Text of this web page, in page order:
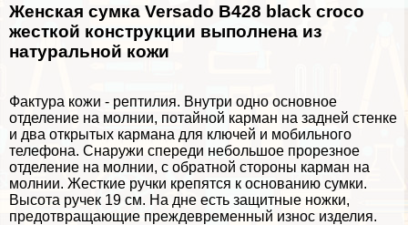
Женская сумка Versado B428 black croco
жесткой конструкции выполнена из
натуральной кожи
Фактура кожи - рептилия. Внутри одно основное
отделение на молнии, потайной карман на задней стенке
и два открытых кармана для ключей и мобильного
телефона. Снаружи спереди небольшое прорезное
отделение на молнии, с обратной стороны карман на
молнии. Жесткие ручки крепятся к основанию сумки.
Высота ручек 19 см. На дне есть защитные ножки,
предотвращающие преждевременный износ изделия.